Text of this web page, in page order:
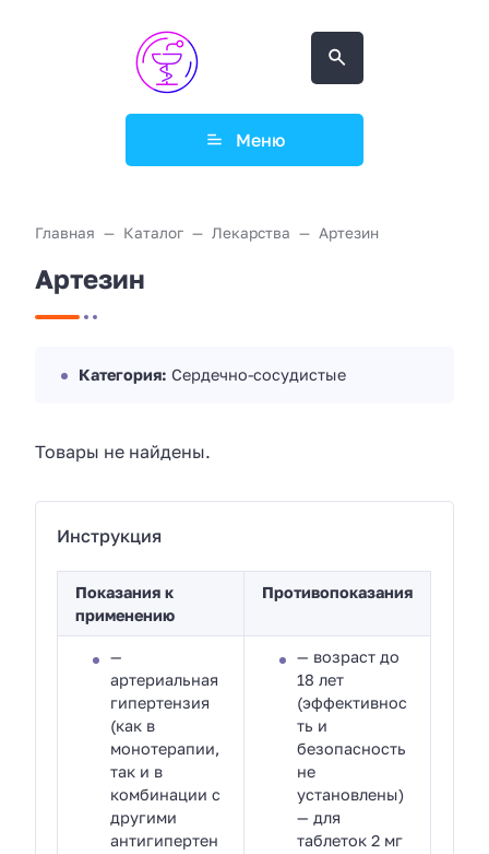
Меню
Главная Каталог Лекарства Артезин
Артезин
Категория: Сердечно-сосудистые
Товары не найдены.
Инструкция
Показания к
применению
Противопоказания
—
артериальная
гипертензия
(как в
монотерапии,
так и в
комбинации с
другими
антигипертен
— возраст до
18 лет
(эффективнос
ть и
безопасность
не
установлены)
— для
таблеток 2 мг